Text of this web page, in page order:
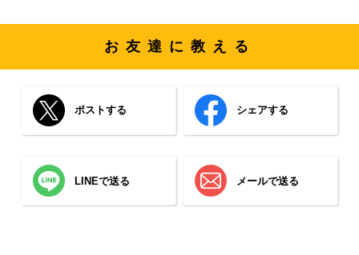
お友達に教える
ポストする シェアする
LINEで送る メールで送る